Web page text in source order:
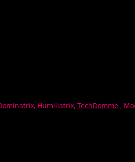
Humiliatrix, TechDomme ,